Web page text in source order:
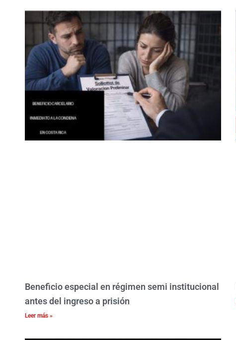
Beneficio especial en régimen semi institucional
antes del ingreso a prisión
Leer más »